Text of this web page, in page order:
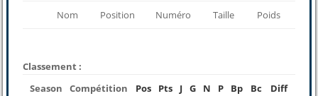
Nom Position Numéro Taille Poids
Classement :
Season
Compétition Pos Pts J G N P Bp Bc Diff